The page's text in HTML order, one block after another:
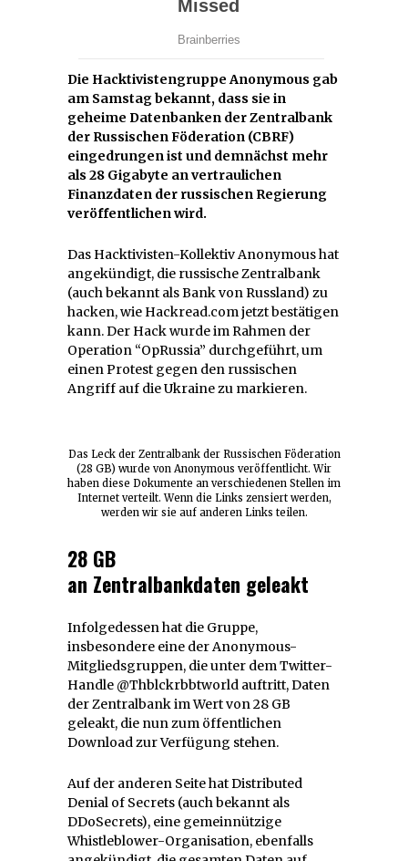
Die Hacktivistengruppe Anonymous gab
am Samstag bekannt, dass sie in
geheime Datenbanken der Zentralbank
der Russischen Föderation (CBRF)
eingedrungen ist und demnächst mehr
als 28 Gigabyte an vertraulichen
Finanzdaten der russischen Regierung
veröffentlichen wird.
Das Hacktivisten-Kollektiv Anonymous hat
angekündigt, die russische Zentralbank
(auch bekannt als Bank von Russland) zu
hacken, wie Hackread.com jetzt bestätigen
kann. Der Hack wurde im Rahmen der
Operation “OpRussia” durchgeführt, um
einen Protest gegen den russischen
Angriff auf die Ukraine zu markieren.
Das Leck der Zentralbank der Russischen Föderation
(28 GB) wurde von Anonymous veröffentlicht. Wir
haben diese Dokumente an verschiedenen Stellen im
Internet verteilt. Wenn die Links zensiert werden,
werden wir sie auf anderen Links teilen.
28 GB
an Zentralbankdaten geleakt
Infolgedessen hat die Gruppe,
insbesondere eine der Anonymous-
Mitgliedsgruppen, die unter dem Twitter-
Handle @Thblckrbbtworld auftritt, Daten
der Zentralbank im Wert von 28 GB
geleakt, die nun zum öffentlichen
Download zur Verfügung stehen.
Auf der anderen Seite hat Distributed
Denial of Secrets (auch bekannt als
DDoSecrets), eine gemeinnützige
Whistleblower-Organisation, ebenfalls